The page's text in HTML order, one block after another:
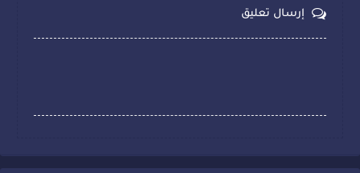
إرسال تعليق